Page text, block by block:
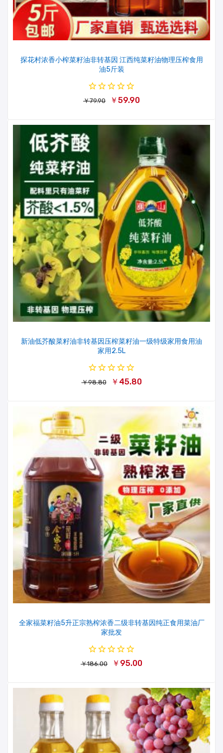
探花村浓香小榨菜籽油非转基因 江西纯菜籽油物理压榨食用
油5斤装
￥79.90 ￥59.90
新油低芥酸菜籽油非转基因压榨菜籽油一级特级家用食用油
家用2.5L
￥98.80 ￥45.80
全家福菜籽油5升正宗熟榨浓香二级非转基因纯正食用菜油厂
家批发
￥186.00 ￥95.00